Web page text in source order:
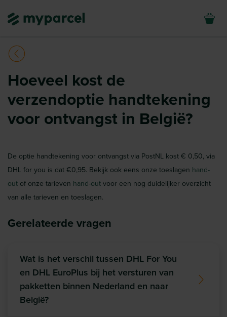
Hoeveel kost de
verzendoptie handtekening
voor ontvangst in België?
De optie handtekening voor ontvangst via PostNL kost € 0,50, via
DHL for you is dat €0,95. Bekijk ook eens onze toeslagen hand-
out of onze tarieven hand-out voor een nog duidelijker overzicht
van alle tarieven en toeslagen.
Gerelateerde vragen
Wat is het verschil tussen DHL For You
en DHL EuroPlus bij het versturen van
pakketten binnen Nederland en naar
België?